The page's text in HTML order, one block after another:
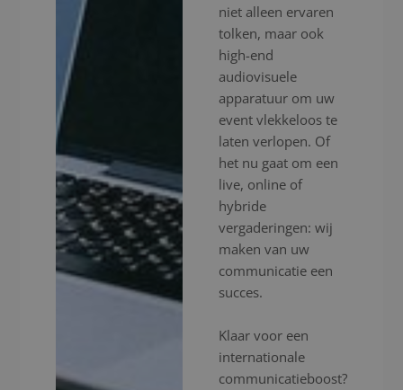
niet alleen ervaren
tolken, maar ook
high-end
audiovisuele
apparatuur om uw
event vlekkeloos te
laten verlopen. Of
het nu gaat om een
live, online of
hybride
vergaderingen: wij
maken van uw
communicatie een
succes.
Klaar voor een
internationale
communicatieboost?